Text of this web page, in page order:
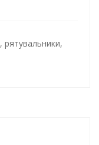
, рятувальники,